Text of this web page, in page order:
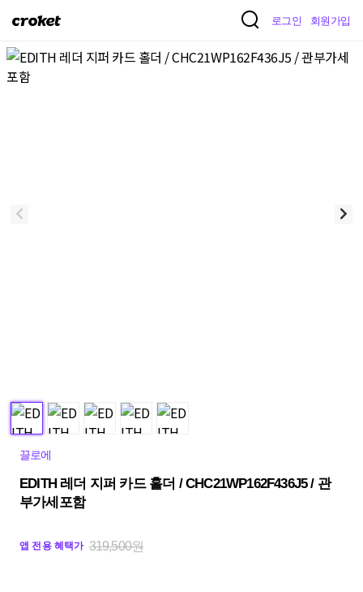
크
켓
로그인 회원가입
끌로에
EDITH 레더 지퍼 카드 홀더 / CHC21WP162F436J5 / 관
부가세포함
앱 전용 혜택가 319,500원